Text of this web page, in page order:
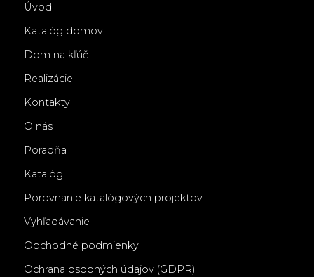
Úvod
Katalóg domov
Dom na kľúč
Realizácie
Kontakty
O nás
Poradňa
Katalóg
Porovnanie katalógových projektov
Vyhľadávanie
Obchodné podmienky
Ochrana osobných údajov (GDPR)